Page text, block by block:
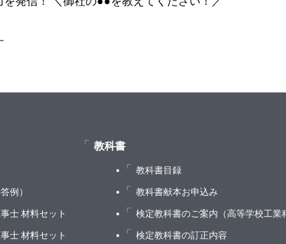
例）
士 材料セット
士 材料セット
教科書
教科書目録
教科書献本お申込み
検定教科書のご案内（高等学校工業
検定教科書の訂正内容